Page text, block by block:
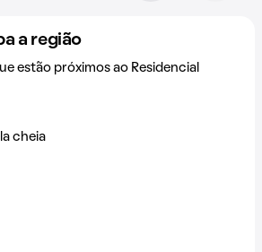
a região
estão próximos ao Residencial